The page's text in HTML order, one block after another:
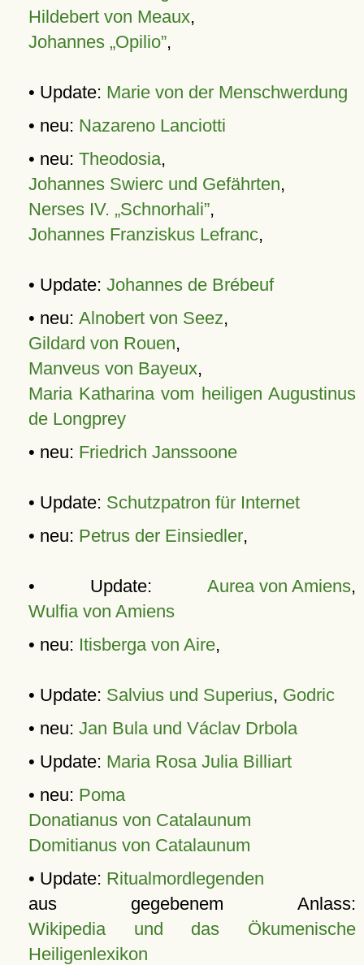
Hildebert von Meaux,
Johannes „Opilio”,
• Update: Marie von der Menschwerdung
• neu: Nazareno Lanciotti
• neu: Theodosia,
Johannes Swierc und Gefährten,
Nerses IV. „Schnorhali”,
Johannes Franziskus Lefranc,
• Update: Johannes de Brébeuf
• neu: Alnobert von Seez,
Gildard von Rouen,
Manveus von Bayeux,
Maria Katharina vom heiligen Augustinus
de Longprey
• neu: Friedrich Janssoone
• Update: Schutzpatron für Internet
• neu: Petrus der Einsiedler,
• Update: Aurea von Amiens,
Wulfia von Amiens
• neu: Itisberga von Aire,
• Update: Salvius und Superius, Godric
• neu: Jan Bula und Václav Drbola
• Update: Maria Rosa Julia Billiart
• neu: Poma
Donatianus von Catalaunum
Domitianus von Catalaunum
• Update: Ritualmordlegenden
aus gegebenem Anlass:
Wikipedia und das Ökumenische
Heiligenlexikon